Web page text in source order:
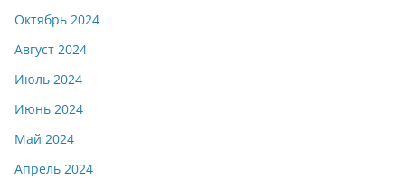
Октябрь 2024
Август 2024
Июль 2024
Июнь 2024
Май 2024
Апрель 2024